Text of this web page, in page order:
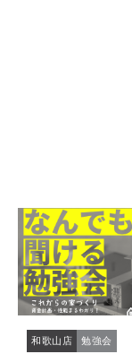
和歌山店 勉強会